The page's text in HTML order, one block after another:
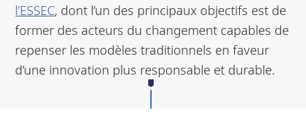
l’ESSEC, dont l’un des principaux objectifs est de
former des acteurs du changement capables de
repenser les modèles traditionnels en faveur
d’une innovation plus responsable et durable.